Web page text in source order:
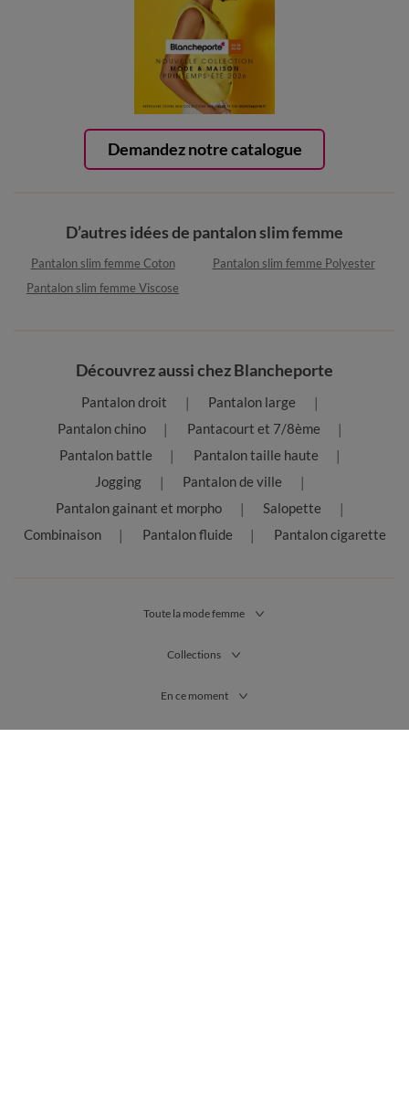
Demandez notre catalogue
D’autres idées de pantalon slim femme
Pantalon slim femme Coton
Pantalon slim femme Polyester
Pantalon slim femme Viscose
Découvrez aussi chez Blancheporte
Pantalon droit
Pantalon large
Pantalon chino
Pantacourt et 7/8ème
Pantalon battle
Pantalon taille haute
Jogging
Pantalon de ville
Pantalon gainant et morpho
Salopette
Combinaison
Pantalon fluide Pantalon cigarette
Toute la mode femme
Collections
En ce moment